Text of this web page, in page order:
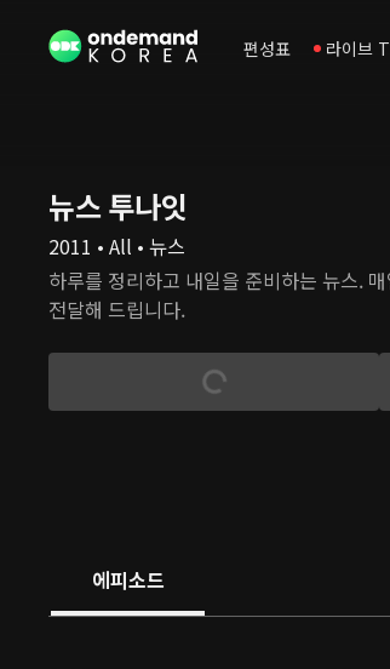
편성표 라이브
뉴스 투나잇
2011 • All • 뉴스
하루를 정리하고 내일을 준비하는 뉴스.
전달해 드립니다.
에피소드